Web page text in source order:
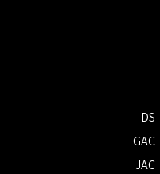
DS
GAC
JAC